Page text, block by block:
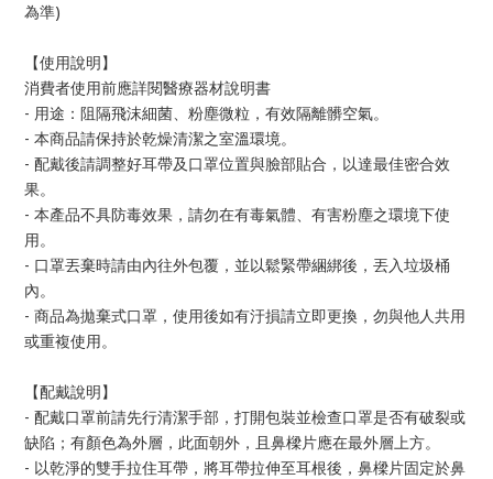
為準)
【使用說明】
消費者使用前應詳閱醫療器材說明書
- 用途：阻隔飛沫細菌、粉塵微粒，有效隔離髒空氣。
- 本商品請保持於乾燥清潔之室溫環境。
- 配戴後請調整好耳帶及口罩位置與臉部貼合，以達最佳密合效
果。
- 本產品不具防毒效果，請勿在有毒氣體、有害粉塵之環境下使
用。
- 口罩丟棄時請由內往外包覆，並以鬆緊帶綑綁後，丟入垃圾桶
內。
- 商品為拋棄式口罩，使用後如有汙損請立即更換，勿與他人共用
或重複使用。
【配戴說明】
- 配戴口罩前請先行清潔手部，打開包裝並檢查口罩是否有破裂或
缺陷；有顏色為外層，此面朝外，且鼻樑片應在最外層上方。
- 以乾淨的雙手拉住耳帶，將耳帶拉伸至耳根後，鼻樑片固定於鼻